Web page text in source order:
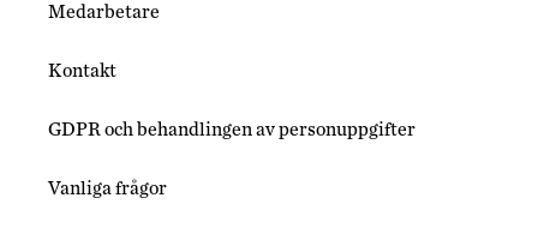
Medarbetare
Kontakt
GDPR och behandlingen av personuppgifter
Vanliga frågor